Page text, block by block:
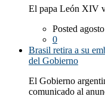
El papa León XIV
Posted
0
Brasil retira a su
del Gobierno
El Gobierno
comunicado al